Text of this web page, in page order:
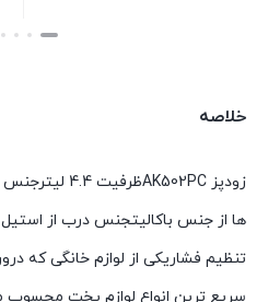
خلاصه
تنظیم فشاریکی از لوازم خانگی که
سریع ترین انواع لوازم پخت محسوب